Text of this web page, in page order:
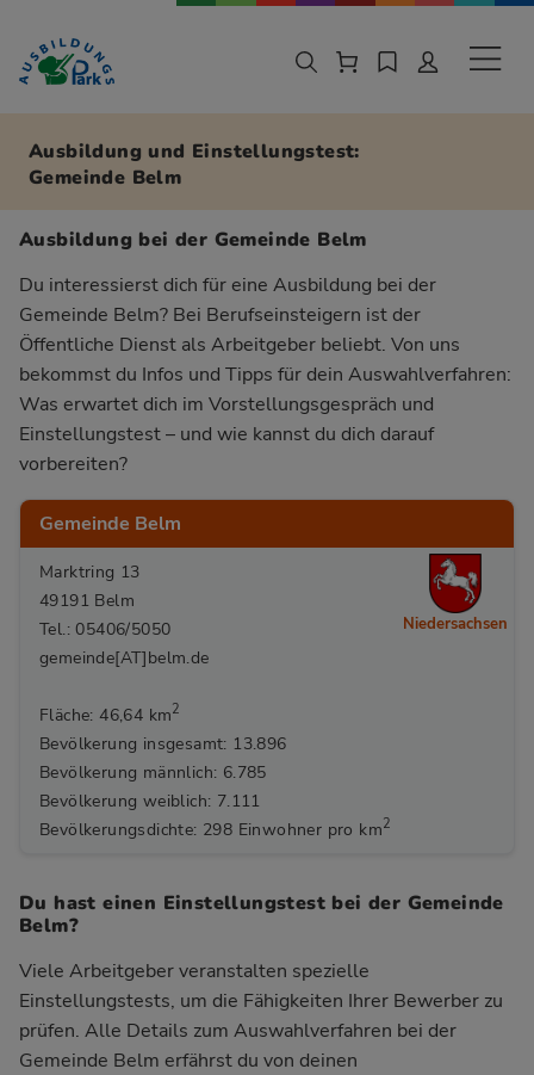
Zur Navigation springen
Zu den Hauptinhalten springen
Ausbildung und Einstellungstest:
Gemeinde Belm
Ausbildung bei der Gemeinde Belm
Du interessierst dich für eine Ausbildung bei der
Gemeinde Belm? Bei Berufseinsteigern ist der
Öffentliche Dienst als Arbeitgeber beliebt. Von uns
bekommst du Infos und Tipps für dein Auswahlverfahren:
Was erwartet dich im Vorstellungsgespräch und
Einstellungstest – und wie kannst du dich darauf
vorbereiten?
Gemeinde Belm
Marktring 13
49191 Belm
Tel.: 05406/5050
gemeinde[AT]belm.de
Fläche: 46,64 km2
Bevölkerung insgesamt: 13.896
Bevölkerung männlich: 6.785
Bevölkerung weiblich: 7.111
Bevölkerungsdichte: 298 Einwohner pro km2
Niedersachsen
Du hast einen Einstellungstest bei der Gemeinde
Belm?
Viele Arbeitgeber veranstalten spezielle
Einstellungstests, um die Fähigkeiten Ihrer Bewerber zu
prüfen. Alle Details zum Auswahlverfahren bei der
Gemeinde Belm erfährst du von deinen